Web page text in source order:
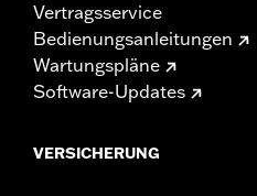
Vertragsservice
Bedienungsanleitungen
Wartungspläne
Software-Updates
VERSICHERUNG